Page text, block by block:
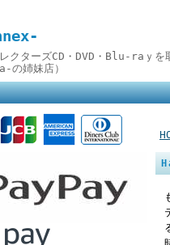
クターズCD・DVD・Blu-raｙを
の姉妹店）